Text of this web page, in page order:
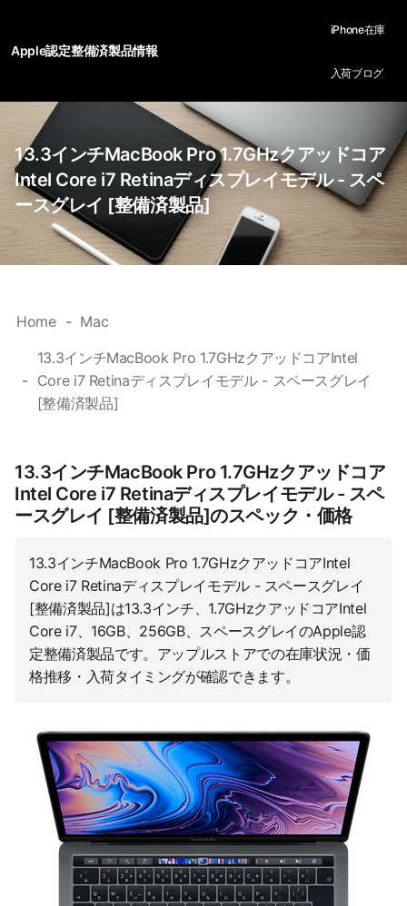
Apple認定整備済製品情報
iPhone在庫
入荷ブログ
13.3インチMacBook Pro 1.7GHzクアッドコア
Intel Core i7 Retinaディスプレイモデル - スペ
ースグレイ [整備済製品]
Home Mac
13.3インチMacBook Pro 1.7GHzクアッドコアIntel
Core i7 Retinaディスプレイモデル - スペースグレイ
[整備済製品]
13.3インチMacBook Pro 1.7GHzクアッドコア
Intel Core i7 Retinaディスプレイモデル - スペ
ースグレイ [整備済製品]のスペック・価格
13.3インチMacBook Pro 1.7GHzクアッドコアIntel
Core i7 Retinaディスプレイモデル - スペースグレイ
[整備済製品]は13.3インチ、1.7GHzクアッドコアIntel
Core i7、16GB、256GB、スペースグレイのApple認
定整備済製品です。アップルストアでの在庫状況・価
格推移・入荷タイミングが確認できます。